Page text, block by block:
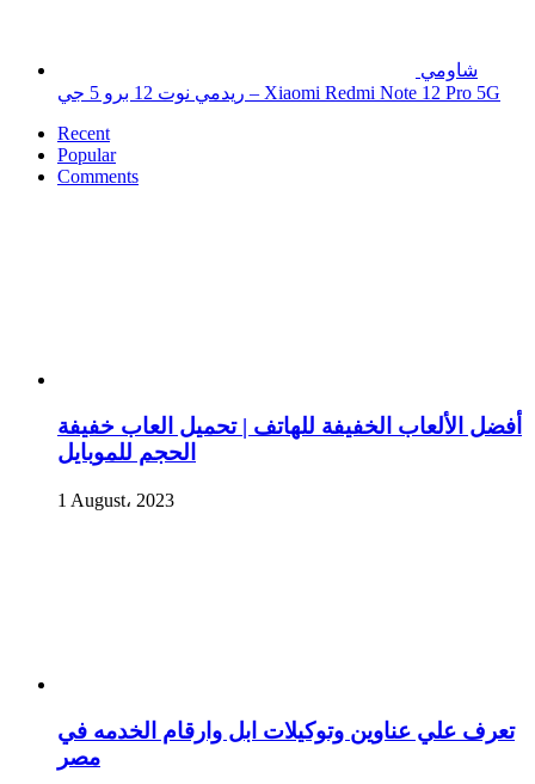
شاومي
ريدمي نوت 12 برو 5 جي – Xiaomi Redmi Note 12 Pro 5G
Recent
Popular
Comments
أفضل الألعاب الخفيفة للهاتف | تحميل العاب خفيفة
الحجم للموبايل
1 August، 2023
تعرف علي عناوين وتوكيلات ابل وارقام الخدمه في
مصر